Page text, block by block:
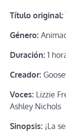
Título original:
Género:
Duración: 1
Creador:
Voces: Lizzie
Ashley Nichols
Sinopsis: ¡La